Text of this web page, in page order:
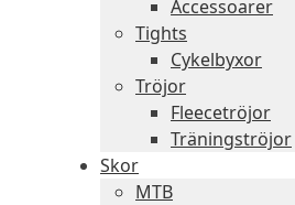
Accessoarer
Tights
Cykelbyxor
Tröjor
Fleecetröjor
Träningströjor
Skor
MTB